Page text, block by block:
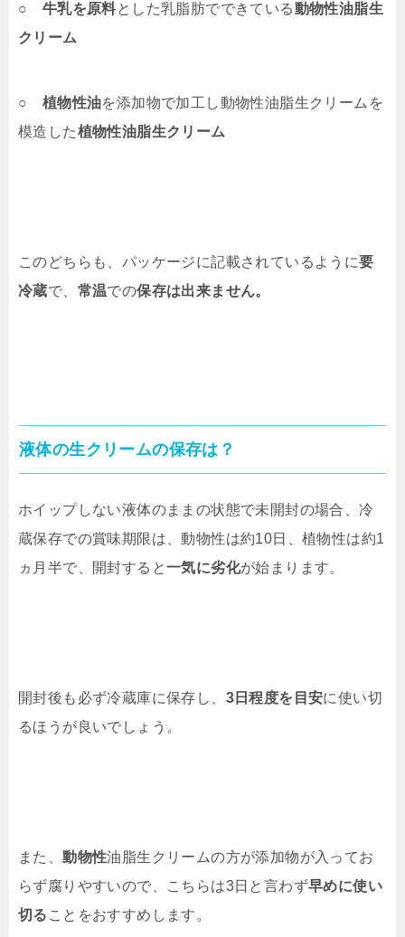
○ 牛乳を原料とした乳脂肪でできている動物性油脂生
クリーム
○ 植物性油を添加物で加工し動物性油脂生クリームを
模造した植物性油脂生クリーム
このどちらも、パッケージに記載されているように要
冷蔵で、 常温での保存は出来ません。
液体の生クリームの保存は？
ホイップしない液体のままの状態で未開封の場合、冷
蔵保存での賞味期限は、動物性は約10日、植物性は約1
ヵ月半で、開封すると一気に劣化が始まります。
開封後も必ず冷蔵庫に保存し、 3日程度を目安に使い切
るほうが良いでしょう。
また、動物性油脂生クリームの方が添加物が入ってお
らず腐りやすいので、こちらは3日と言わず早めに使い
切る ことをおすすめします。